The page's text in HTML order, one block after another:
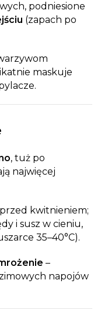
podniesione
(zapach po
maskuje
, tuż po
najwięcej
kwitnieniem;
i susz w cieniu,
35–40°C).
–
napojów